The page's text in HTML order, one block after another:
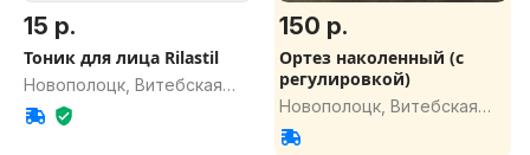
15 р.
Тоник для лица Rilastil
Новополоцк, Витебская
обл.
150 р.
Ортез наколенный (с
регулировкой)
Новополоцк, Витебская
обл.